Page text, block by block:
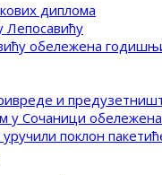
диплома
Лепосавићу
обележена
и
у Сочаници
поклон